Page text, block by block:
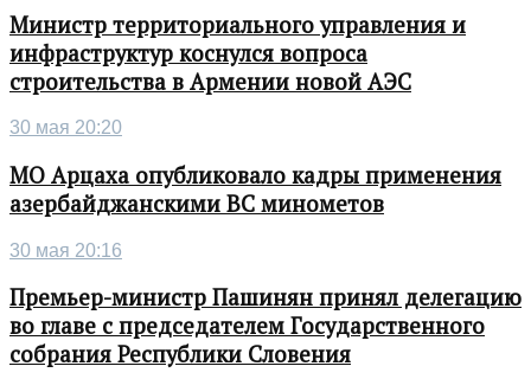
Министр территориального управления и
инфраструктур коснулся вопроса
строительства в Армении новой АЭС
30 мая 20:20
МО Арцаха опубликовало кадры применения
азербайджанскими ВС минометов
30 мая 20:16
Премьер-министр Пашинян принял делегацию
во главе с председателем Государственного
собрания Республики Словения